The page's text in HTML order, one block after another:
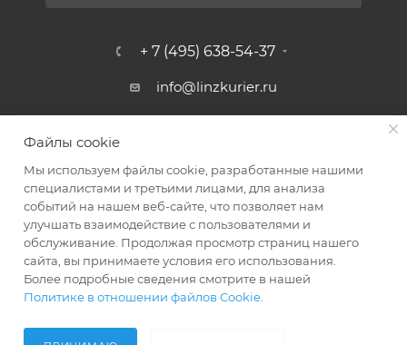
+ 7 (495) 638-54-37
info@linzkurier.ru
2008 - 2026 © Интернет магазин Линз Курьер
Файлы cookie
Мы используем файлы cookie, разработанные нашими
специалистами и третьими лицами, для анализа
событий на нашем веб-сайте, что позволяет нам
улучшать взаимодействие с пользователями и
обслуживание. Продолжая просмотр страниц нашего
сайта, вы принимаете условия его использования.
Более подробные сведения смотрите в нашей
Политике в отношении файлов Cookie